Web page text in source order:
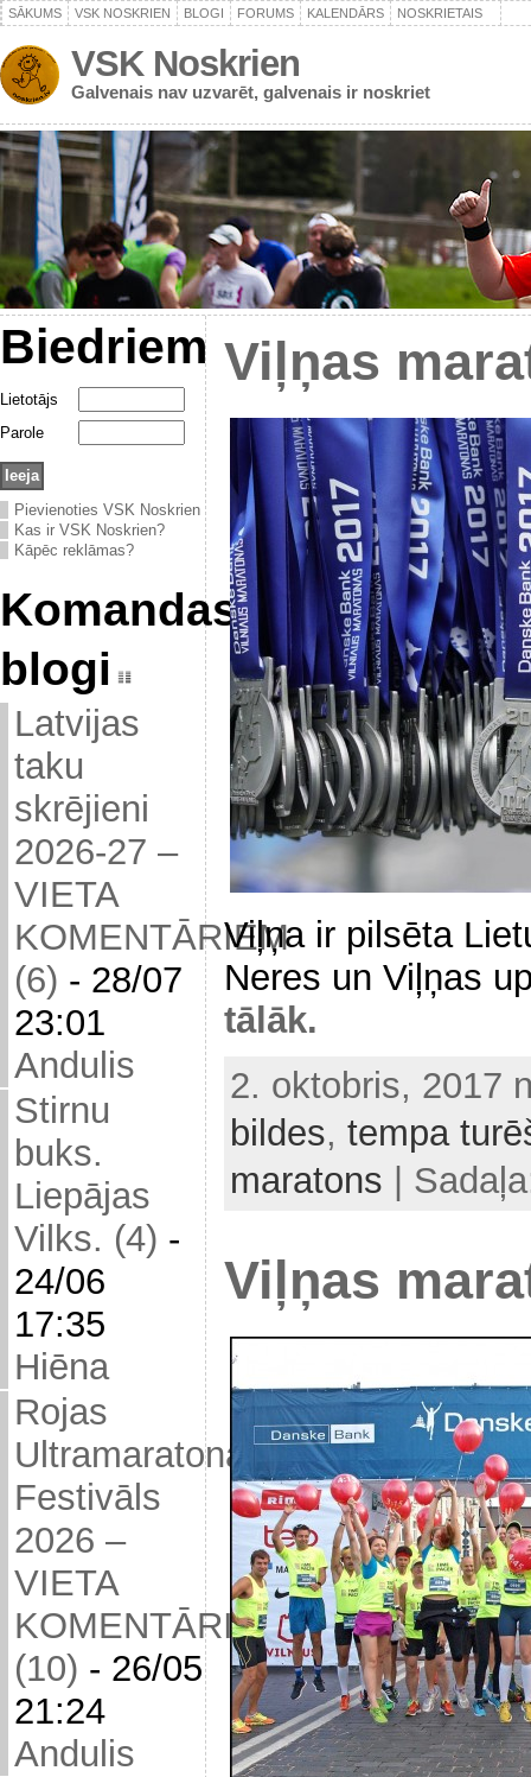
SĀKUMS VSK NOSKRIEN BLOGI FORUMS KALENDĀRS NOSKRIETAIS
VSK Noskrien
Galvenais nav uzvarēt, galvenais ir noskriet
Biedriem
Lietotājs
Parole
Pievienoties VSK Noskrien
Kas ir VSK Noskrien?
Kāpēc reklāmas?
Komandas
blogi
Latvijas
taku
skrējieni
2026-27 –
VIETA
KOMENTĀRIEM
(6) - 28/07
23:01
Andulis
Stirnu
buks.
Liepājas
Vilks. (4) -
24/06
17:35
Hiēna
Rojas
Ultramaratona
Festivāls
2026 –
VIETA
KOMENTĀRIEM
(10) - 26/05
21:24
Andulis
Viļņas
Viļņa ir pilsēta
Neres un Viļņas
tālāk.
2. oktobris, 2017
bildes, tempa
maratons |
Viļņas